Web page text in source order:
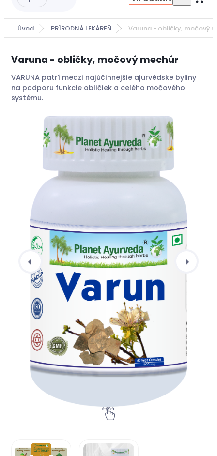
Úvod PRÍRODNÁ LEKÁREŇ Varuna - obličky, močový
Varuna - obličky, močový mechúr
VARUNA patrí medzi najúčinnejšie ajurvédske byliny
na podporu funkcie obličiek a celého močového
systému.